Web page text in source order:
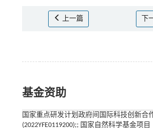
上一篇 下
基金资助
国家重点研发计划政府间国际科技创新合
(2022YFE0119200);; 国家自然科学基金项目